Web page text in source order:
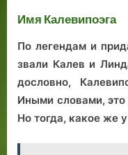
Имя Калевипоэга
По легендам и
звали Калев и
дословно,
Иными словами, это
Но тогда, какое же